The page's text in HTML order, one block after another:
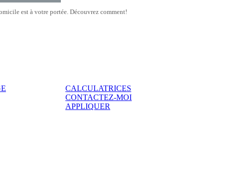
est à votre portée. Découvrez comment!
CALCULATRICES
CONTACTEZ-MOI
APPLIQUER